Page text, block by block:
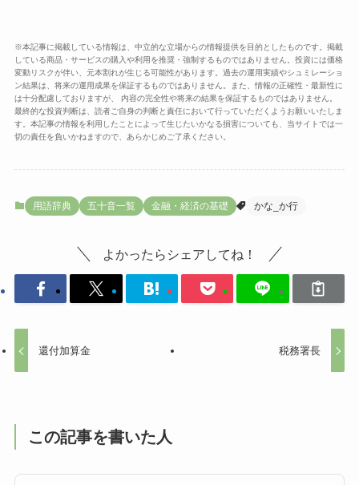
※本記事に掲載している情報は、中立的な立場からの情報提供を目的としたものです。掲載
している商品・サービスの購入や利用を推奨・強制するものではありません。投資には価格
変動リスクが伴い、元本割れが生じる可能性があります。過去の運用実績やシュミレーショ
ン結果は、将来の運用成果を保証するものではありません。また、情報の正確性・最新性に
は十分配慮しておりますが、 内容の完全性や将来の結果を保証するものではありません。
最終的な投資判断は、読者ご自身の判断と責任において行っていただくようお願いいたしま
す。本記事の情報を利用したことによって生じたいかなる損害についても、当サイトでは一
切の責任を負いかねますので、あらかじめご了承ください。
用語辞典 五十音一覧 金融・経済の基礎 かな_か行
よかったらシェアしてね！
還付加算金 税務署長
この記事を書いた人